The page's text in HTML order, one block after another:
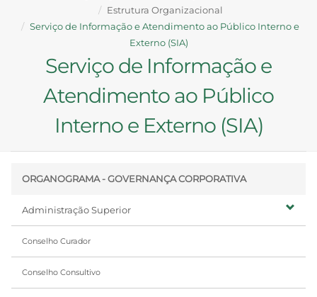
Estrutura Organizacional
Serviço de Informação e Atendimento ao Público Interno e
Externo (SIA)
Serviço de Informação e
Atendimento ao Público
Interno e Externo (SIA)
ORGANOGRAMA - GOVERNANÇA CORPORATIVA
Administração Superior
Conselho Curador
Conselho Consultivo